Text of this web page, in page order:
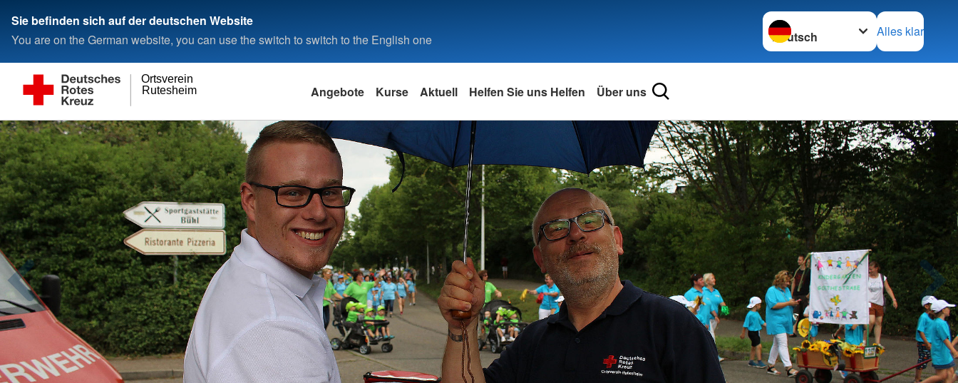
Sie befinden sich auf der deutschen Website
You are on the German website, you can use the switch to switch to the English one
Sprache wechseln zu
Alles klar
Rutesheim
Ortsverein
Angebote Kurse Aktuell Helfen Sie uns Helfen Über uns